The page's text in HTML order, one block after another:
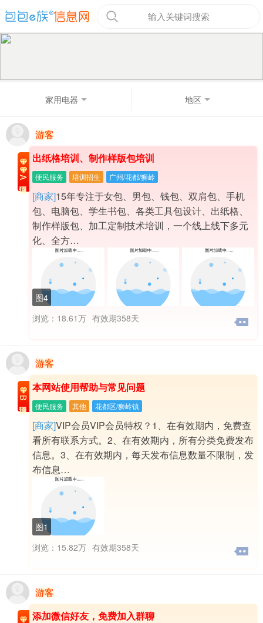
输入关键词搜索
家用电器 地区
游客
A级置顶
出纸格培训、制作样版包培训
便民服务 培训招生 广州/花都/狮岭
[商家]15年专注于女包、男包、钱包、双肩包、手机
包、电脑包、学生书包、各类工具包设计、出纸格、
制作样版包、加工定制技术培训，一个线上线下多元
化、全方…
图4
浏览：18.61万 有效期358天
游客
B级置顶
本网站使用帮助与常见问题
便民服务 其他 花都区/狮岭镇
[商家]VIP会员VIP会员特权？1、在有效期内，免费查
看所有联系方式。2、在有效期内，所有分类免费发布
信息。3、在有效期内，每天发布信息数量不限制，发
布信息…
图1
浏览：15.82万 有效期358天
游客
添加微信好友，免费加入群聊